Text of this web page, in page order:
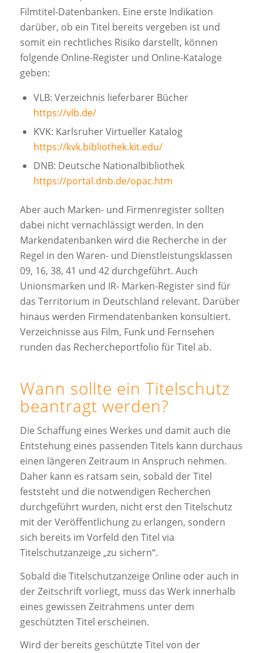
Filmtitel-Datenbanken. Eine erste Indikation
darüber, ob ein Titel bereits vergeben ist und
somit ein rechtliches Risiko darstellt, können
folgende Online-Register und Online-Kataloge
geben:
VLB: Verzeichnis lieferbarer Bücher
https://vlb.de/
KVK: Karlsruher Virtueller Katalog
https://kvk.bibliothek.kit.edu/
DNB: Deutsche Nationalbibliothek
https://portal.dnb.de/opac.htm
Aber auch Marken- und Firmenregister sollten
dabei nicht vernachlässigt werden. In den
Markendatenbanken wird die Recherche in der
Regel in den Waren- und Dienstleistungsklassen
09, 16, 38, 41 und 42 durchgeführt. Auch
Unionsmarken und IR- Marken-Register sind für
das Territorium in Deutschland relevant. Darüber
hinaus werden Firmendatenbanken konsultiert.
Verzeichnisse aus Film, Funk und Fernsehen
runden das Rechercheportfolio für Titel ab.
Wann sollte ein Titelschutz
beantragt werden?
Die Schaffung eines Werkes und damit auch die
Entstehung eines passenden Titels kann durchaus
einen längeren Zeitraum in Anspruch nehmen.
Daher kann es ratsam sein, sobald der Titel
feststeht und die notwendigen Recherchen
durchgeführt wurden, nicht erst den Titelschutz
mit der Veröffentlichung zu erlangen, sondern
sich bereits im Vorfeld den Titel via
Titelschutzanzeige „zu sichern“.
Sobald die Titelschutzanzeige Online oder auch in
der Zeitschrift vorliegt, muss das Werk innerhalb
eines gewissen Zeitrahmens unter dem
geschützten Titel erscheinen.
Wird der bereits geschützte Titel von der